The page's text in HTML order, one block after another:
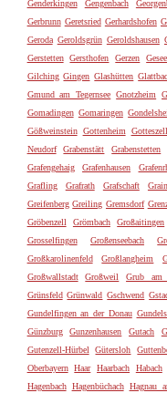
Genderkingen
Gengenbach
Gerbrunn Geretsried Gerhardshofen
Geroda Geroldsgrün Geroldshausen
Gerstetten
Gersthofen Gerzen
Gilching Gingen Glashütten
Gmund am Tegernsee Gnotzheim
Gomadingen Gomaringen
Gößweinstein Gottenheim Gotteszell
Neudorf
Grabenstätt Grabenstetten
Grafengehaig
Grafenhausen
Grafling
Grafrath Grafschaft
Greifenberg Greiling Gremsdorf
Gröbenzell
Grömbach Großaitingen
Grosselfingen
Großenseebach
Großkarolinenfeld
Großlangheim
Großwallstadt
Großweil Grub am
Grünsfeld Grünwald Gschwend
Gundelfingen an der Donau
Günzburg
Gunzenhausen Gutach
Gutenzell-Hürbel
Gütersloh
Oberbayern
Haar Haarbach Habach
Hagenbach Hagenbüchach Hagnau